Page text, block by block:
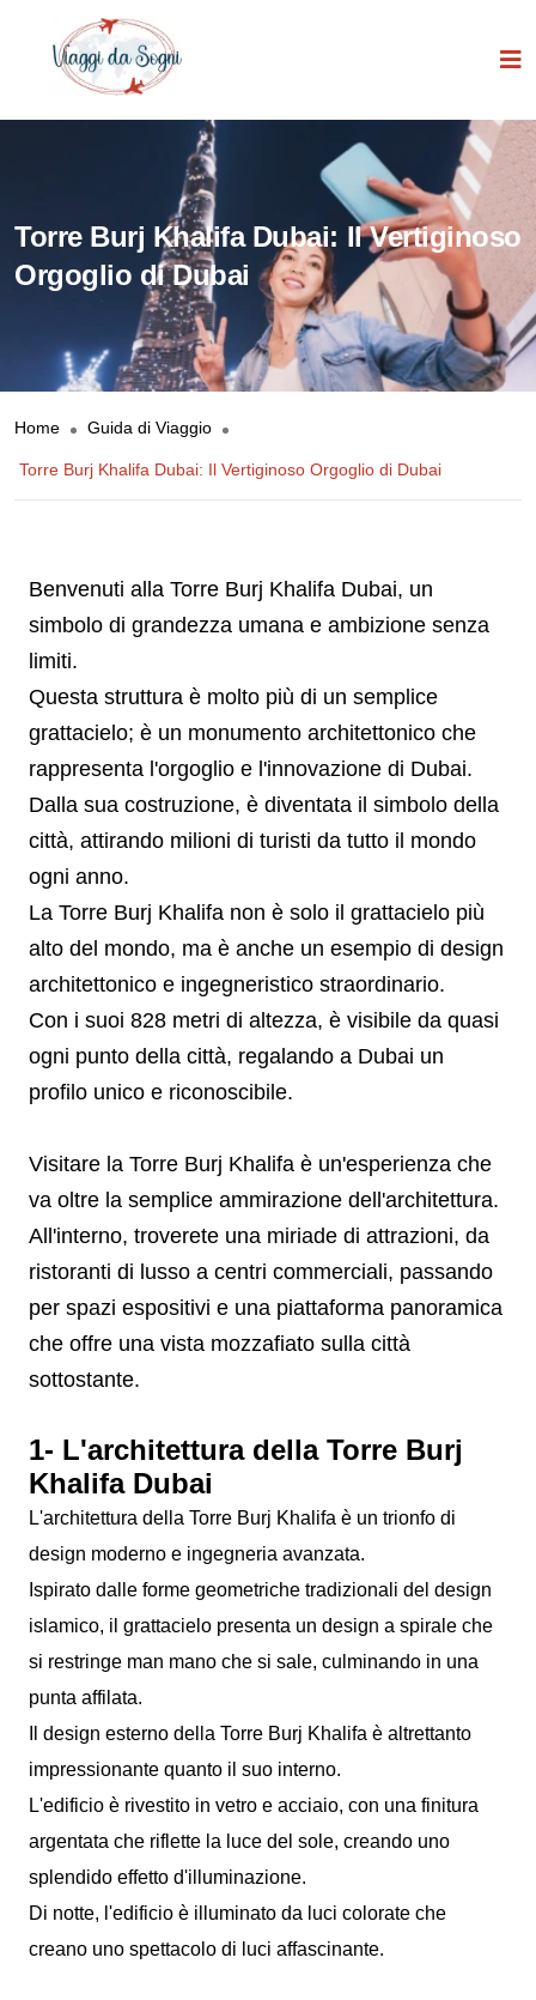
Torre Burj Khalifa Dubai: Il Vertiginoso
Orgoglio di Dubai
Home Guida di Viaggio
Torre Burj Khalifa Dubai: Il Vertiginoso Orgoglio di Dubai
Benvenuti alla Torre Burj Khalifa Dubai, un
simbolo di grandezza umana e ambizione senza
limiti.
Questa struttura è molto più di un semplice
grattacielo; è un monumento architettonico che
rappresenta l'orgoglio e l'innovazione di Dubai.
Dalla sua costruzione, è diventata il simbolo della
città, attirando milioni di turisti da tutto il mondo
ogni anno.
La Torre Burj Khalifa non è solo il grattacielo più
alto del mondo, ma è anche un esempio di design
architettonico e ingegneristico straordinario.
Con i suoi 828 metri di altezza, è visibile da quasi
ogni punto della città, regalando a Dubai un
profilo unico e riconoscibile.
Visitare la Torre Burj Khalifa è un'esperienza che
va oltre la semplice ammirazione dell'architettura.
All'interno, troverete una miriade di attrazioni, da
ristoranti di lusso a centri commerciali, passando
per spazi espositivi e una piattaforma panoramica
che offre una vista mozzafiato sulla città
sottostante.
1- L'architettura della Torre Burj
Khalifa Dubai
L'architettura della Torre Burj Khalifa è un trionfo di
design moderno e ingegneria avanzata.
Ispirato dalle forme geometriche tradizionali del design
islamico, il grattacielo presenta un design a spirale che
si restringe man mano che si sale, culminando in una
punta affilata.
Il design esterno della Torre Burj Khalifa è altrettanto
impressionante quanto il suo interno.
L'edificio è rivestito in vetro e acciaio, con una finitura
argentata che riflette la luce del sole, creando uno
splendido effetto d'illuminazione.
Di notte, l'edificio è illuminato da luci colorate che
creano uno spettacolo di luci affascinante.